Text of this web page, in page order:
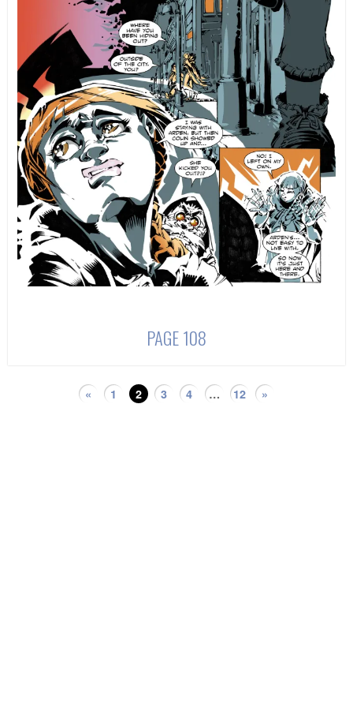
PAGE 108
« 1 2 3 4 … 12 »